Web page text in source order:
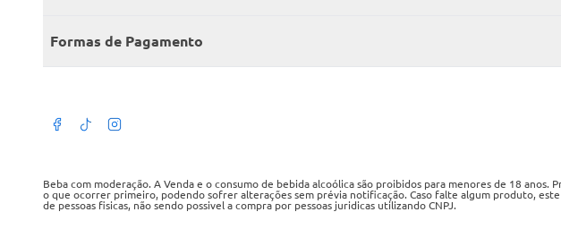
Encontre um Clube
Member’s Mark
Fale conosco
Atendimento em libras
Termos de Uso
Política de privacidade
Formas de Pagamento
Beba com moderação. A Venda e o consumo de bebida alcoólica são proibidos para menores de 18
o que ocorrer primeiro, podendo sofrer alterações sem prévia notificação. Caso falte algum produto,
de pessoas fisicas, não sendo possivel a compra por pessoas juridicas utilizando CNPJ.